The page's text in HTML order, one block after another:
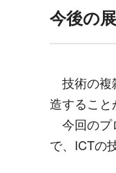
今後の
技術の複
造すること
今回のプ
で、 ICTの